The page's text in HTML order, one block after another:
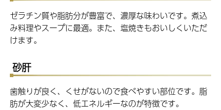
ゼラチン質や脂肪分が豊富で、濃厚な味わいです。煮込
み料理やスープに最適。また、塩焼きもおいしくいただ
けます。
砂肝
歯触りが良く、くせがないので食べやすい部位です。脂
肪が大変少なく、低エネルギーなのが特徴です。